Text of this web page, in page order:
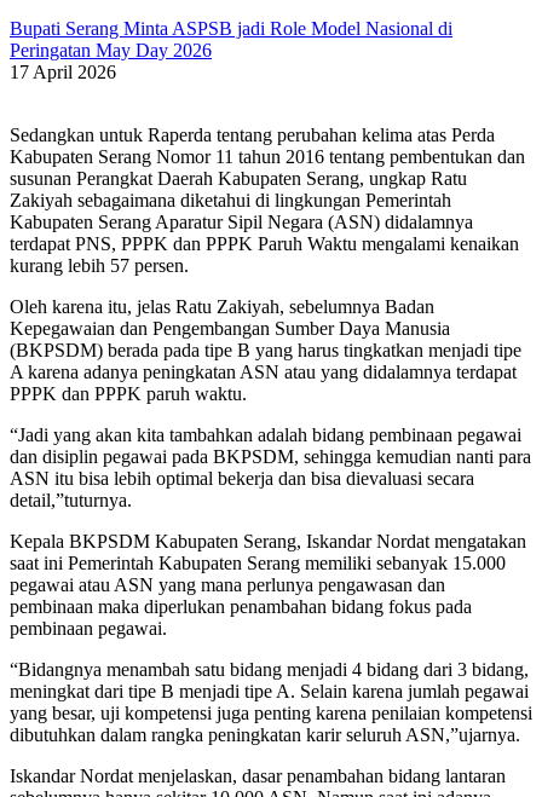
Bupati Serang Minta ASPSB jadi Role Model Nasional di
Peringatan May Day 2026
17 April 2026
Sedangkan untuk Raperda tentang perubahan kelima atas Perda
Kabupaten Serang Nomor 11 tahun 2016 tentang pembentukan dan
susunan Perangkat Daerah Kabupaten Serang, ungkap Ratu
Zakiyah sebagaimana diketahui di lingkungan Pemerintah
Kabupaten Serang Aparatur Sipil Negara (ASN) didalamnya
terdapat PNS, PPPK dan PPPK Paruh Waktu mengalami kenaikan
kurang lebih 57 persen.
Oleh karena itu, jelas Ratu Zakiyah, sebelumnya Badan
Kepegawaian dan Pengembangan Sumber Daya Manusia
(BKPSDM) berada pada tipe B yang harus tingkatkan menjadi tipe
A karena adanya peningkatan ASN atau yang didalamnya terdapat
PPPK dan PPPK paruh waktu.
“Jadi yang akan kita tambahkan adalah bidang pembinaan pegawai
dan disiplin pegawai pada BKPSDM, sehingga kemudian nanti para
ASN itu bisa lebih optimal bekerja dan bisa dievaluasi secara
detail,”tuturnya.
Kepala BKPSDM Kabupaten Serang, Iskandar Nordat mengatakan
saat ini Pemerintah Kabupaten Serang memiliki sebanyak 15.000
pegawai atau ASN yang mana perlunya pengawasan dan
pembinaan maka diperlukan penambahan bidang fokus pada
pembinaan pegawai.
“Bidangnya menambah satu bidang menjadi 4 bidang dari 3 bidang,
meningkat dari tipe B menjadi tipe A. Selain karena jumlah pegawai
yang besar, uji kompetensi juga penting karena penilaian kompetensi
dibutuhkan dalam rangka peningkatan karir seluruh ASN,”ujarnya.
Iskandar Nordat menjelaskan, dasar penambahan bidang lantaran